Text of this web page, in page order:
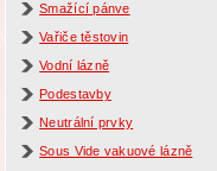
Smažící pánve
Vařiče těstovin
Vodní lázně
Podestavby
Neutrální prvky
Sous Vide vakuové lázně